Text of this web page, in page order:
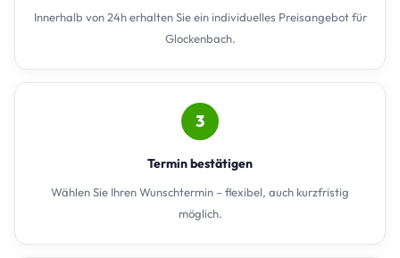
Innerhalb von 24h erhalten Sie ein individuelles Preisangebot für
Glockenbach.
3
Termin bestätigen
Wählen Sie Ihren Wunschtermin – flexibel, auch kurzfristig
möglich.